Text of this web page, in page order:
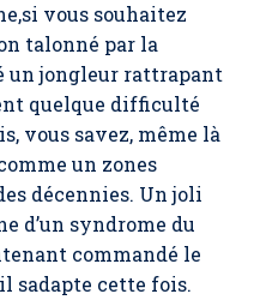
vous souhaitez
talonné par la
un jongleur rattrapant
quelque difficulté
vous savez, même là
un zones
décennies. Un joli
d’un syndrome du
commandé le
sadapte cette fois.